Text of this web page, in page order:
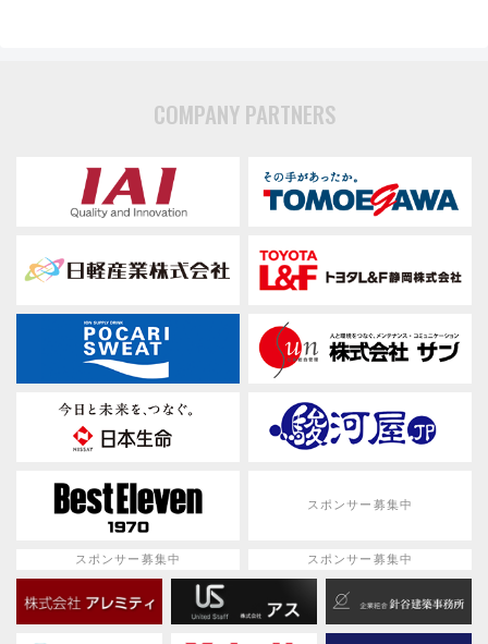
COMPANY PARTNERS
スポンサー募集中
スポンサー募集中 スポンサー募集中